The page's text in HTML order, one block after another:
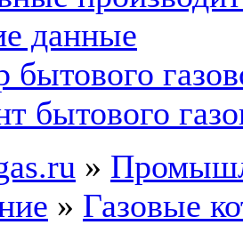
данные
бытового
бытового
»
» Газовые